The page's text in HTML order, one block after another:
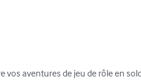
vos aventures de jeu de rôle en